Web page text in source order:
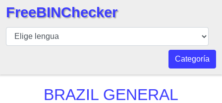
BIN
Inspector
FreeBINChecker
Categoría
BRAZIL GENERAL